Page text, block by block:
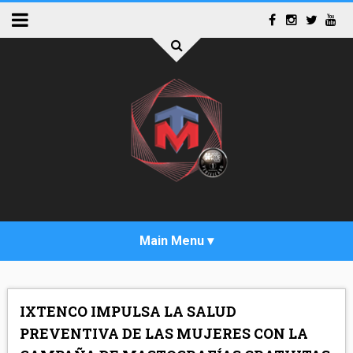
IXTENCO IMPULSA LA SALUD
PREVENTIVA DE LAS MUJERES CON LA